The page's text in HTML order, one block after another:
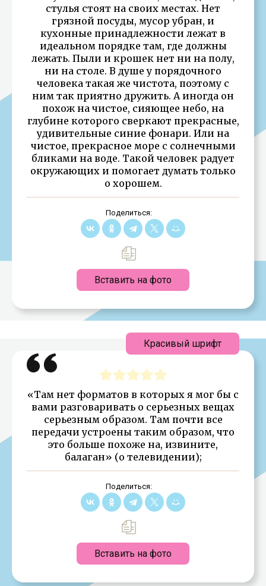
стулья стоят на своих местах. Нет
грязной посуды, мусор убран, и
кухонные принадлежности лежат в
идеальном порядке там, где должны
лежать. Пыли и крошек нет ни на полу,
ни на столе. В душе у порядочного
человека такая же чистота, поэтому с
ним так приятно дружить. А иногда он
похож на чистое, сияющее небо, на
глубине которого сверкают прекрасные,
удивительные синие фонари. Или на
чистое, прекрасное море с солнечными
бликами на воде. Такой человек радует
окружающих и помогает думать только
о хорошем.
Поделиться:
Вставить на фото
«Там нет форматов в которых я мог бы с
вами разговаривать о серьезных вещах
серьезным образом. Там почти все
передачи устроены таким образом, что
это больше похоже на, извините,
балаган» (о телевидении);
Поделиться:
Вставить на фото
Красивый шрифт